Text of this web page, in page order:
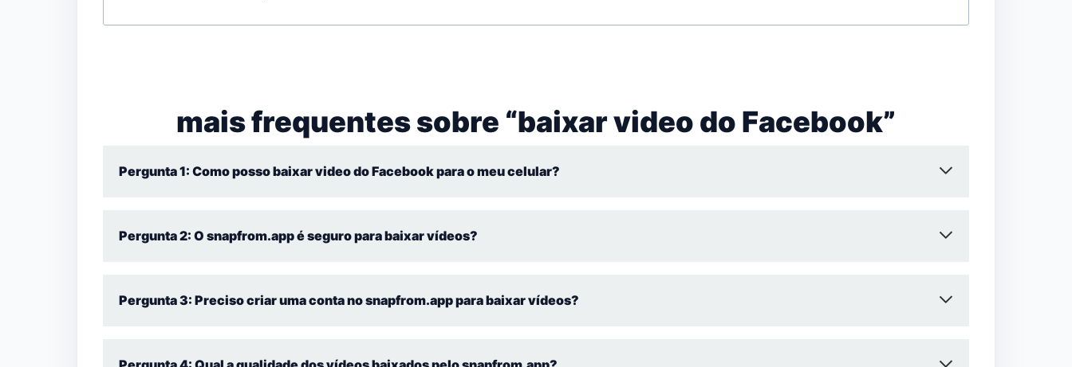
mais frequentes sobre “baixar video do Facebook”
Pergunta 1: Como posso baixar video do Facebook para o meu celular?
Pergunta 2: O snapfrom.app é seguro para baixar vídeos?
Pergunta 3: Preciso criar uma conta no snapfrom.app para baixar vídeos?